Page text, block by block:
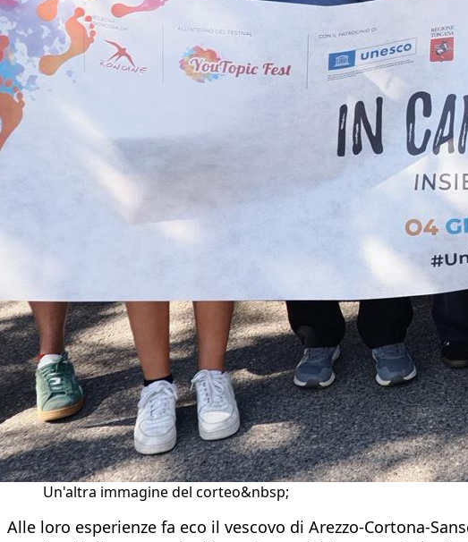
Un'altra immagine del corteo&nbsp;
Alle loro esperienze fa eco il vescovo di Arezzo-Cortona-